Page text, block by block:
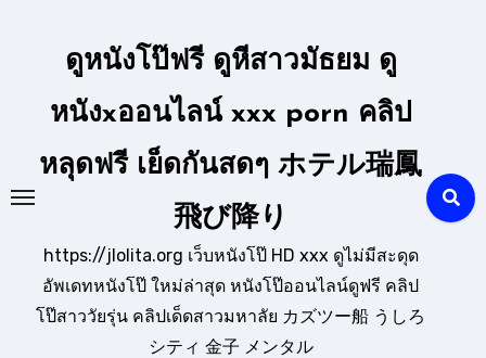
ดูหนังโป๊ฟรี ดูหีสาวมัธยม ดู
หนังxออนไลน์ xxx porn คลิป
หลุดฟรี เย็ดกันสดๆ ホテル瑞鳳
飛び降り
https://jlolita.org เว็บหนังโป๊ HD xxx ดูไม่มีสะดุด
อัพเดทหนังโป๊ ใหม่ล่าสุด หนังโป๊ออนไลน์ดูฟรี คลิป
โป๊สาววัยรุ่น คลิปเด็ดสาวมหาลัย カズツー船 うしろ
シティ 金子 メンタル